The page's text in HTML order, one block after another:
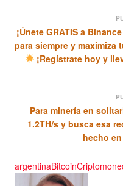
¡Únete GRATIS a
para siempre y maximiza
¡Regístrate hoy y
Para minería en
1.2TH/s y busca esa
hecho
argentinaBitcoin